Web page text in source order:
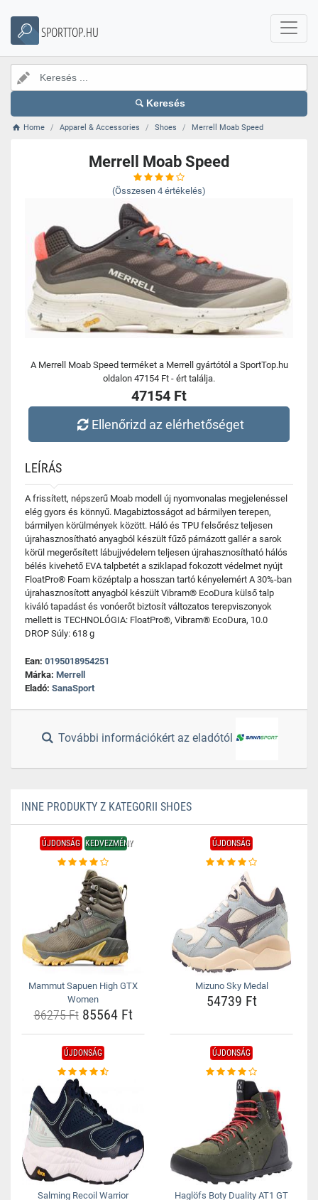
SPORTTOP.HU
Keresés
Home Apparel & Accessories Shoes Merrell Moab Speed
Merrell Moab Speed
(Összesen 4 értékelés)
A Merrell Moab Speed terméket a Merrell gyártótól a SportTop.hu
oldalon 47154 Ft - ért találja.
47154 Ft
Ellenőrizd az elérhetőséget
LEÍRÁS
A frissített, népszerű Moab modell új nyomvonalas megjelenéssel
elég gyors és könnyű. Magabiztosságot ad bármilyen terepen,
bármilyen körülmények között. Háló és TPU felsőrész teljesen
újrahasznosítható anyagból készült fűző párnázott gallér a sarok
körül megerősített lábujjvédelem teljesen újrahasznosítható hálós
bélés kivehető EVA talpbetét a sziklapad fokozott védelmet nyújt
FloatPro® Foam középtalp a hosszan tartó kényelemért A 30%-ban
újrahasznosított anyagból készült Vibram® EcoDura külső talp
kiváló tapadást és vonóerőt biztosít változatos terepviszonyok
mellett is TECHNOLÓGIA: FloatPro®, Vibram® EcoDura, 10.0
DROP Súly: 618 g
Ean: 0195018954251
Márka: Merrell
Eladó: SanaSport
További információkért az eladótól
INNE PRODUKTY Z KATEGORII SHOES
ÚJDONSÁG KEDVEZMÉNY
Mammut Sapuen High GTX
Women
86275 Ft85564 Ft
ÚJDONSÁG
Mizuno Sky Medal
54739 Ft
ÚJDONSÁG
Salming Recoil Warrior
ÚJDONSÁG
Haglöfs Boty Duality AT1 GT